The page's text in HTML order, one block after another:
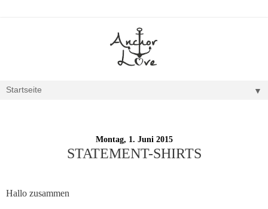
▼
Montag, 1. Juni 2015
STATEMENT-SHIRTS
Hallo zusammen